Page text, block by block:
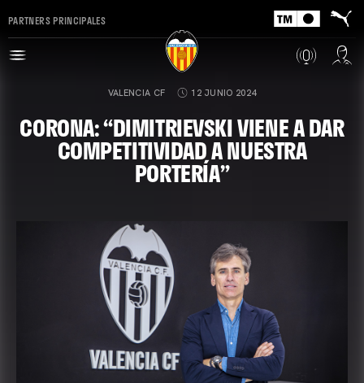
PARTNERS PRINCIPALES
VALENCIA CF 12 JUNIO 2024
CORONA: “DIMITRIEVSKI VIENE A DAR
COMPETITIVIDAD A NUESTRA
PORTERÍA”